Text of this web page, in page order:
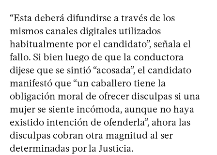
“Esta deberá difundirse a través de los
mismos canales digitales utilizados
habitualmente por el candidato”, señala el
fallo. Si bien luego de que la conductora
dijese que se sintió “acosada”, el candidato
manifestó que “un caballero tiene la
obligación moral de ofrecer disculpas si una
mujer se siente incómoda, aunque no haya
existido intención de ofenderla”, ahora las
disculpas cobran otra magnitud al ser
determinadas por la Justicia.